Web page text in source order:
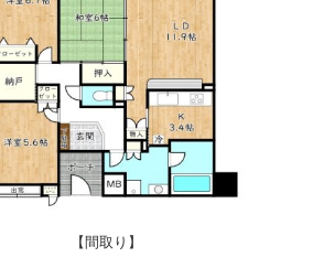
【間取り】